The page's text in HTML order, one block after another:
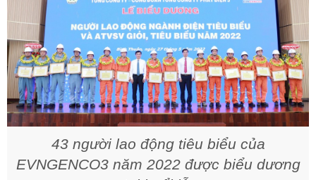
43 người lao động tiêu biểu của
EVNGENCO3 năm 2022 được biểu dương